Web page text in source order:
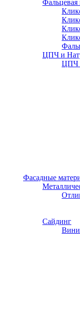
Фальцевая
ЦПЧ и
ЦПЧ
Фасадные
Сайдинг